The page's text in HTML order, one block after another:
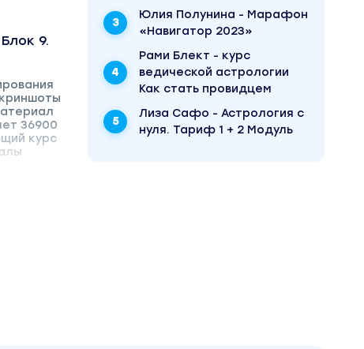
9.
36900
курс
Юлия Полунина - Марафон
«Навигатор 2023»
Рами Блект - курс
ведической астрологии
Как стать провидцем
Лиза Сафо - Астрология с
нуля. Тариф 1 + 2 Модуль